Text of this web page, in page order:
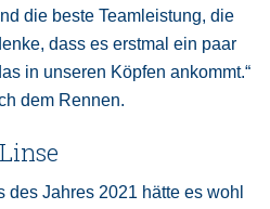
die beste Teamleistung, die
dass es erstmal ein paar
in unseren Köpfen ankommt.“
dem Rennen.
des Jahres 2021 hätte es wohl